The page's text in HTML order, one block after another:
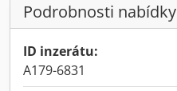
Podrobnosti nabídky
ID inzerátu:
A179-6831